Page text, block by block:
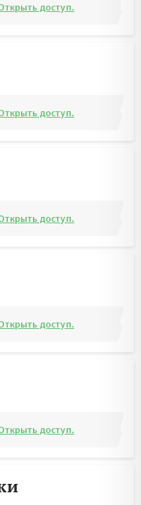
доступ.
доступ.
доступ.
доступ.
доступ.